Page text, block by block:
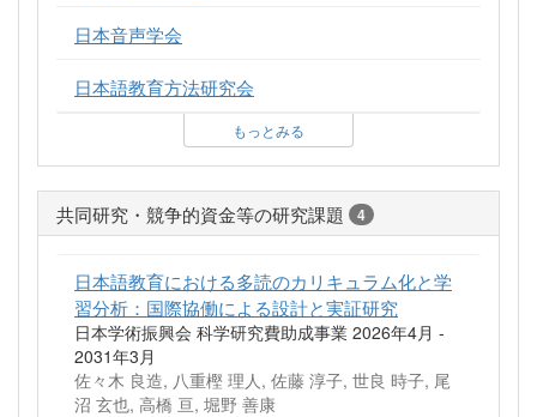
日本音声学会
日本語教育方法研究会
もっとみる
共同研究・競争的資金等の研究課題 4
日本語教育における多読のカリキュラム化と学
習分析：国際協働による設計と実証研究
日本学術振興会 科学研究費助成事業 2026年4月 -
2031年3月
佐々木 良造, 八重樫 理人, 佐藤 淳子, 世良 時子, 尾
沼 玄也, 高橋 亘, 堀野 善康